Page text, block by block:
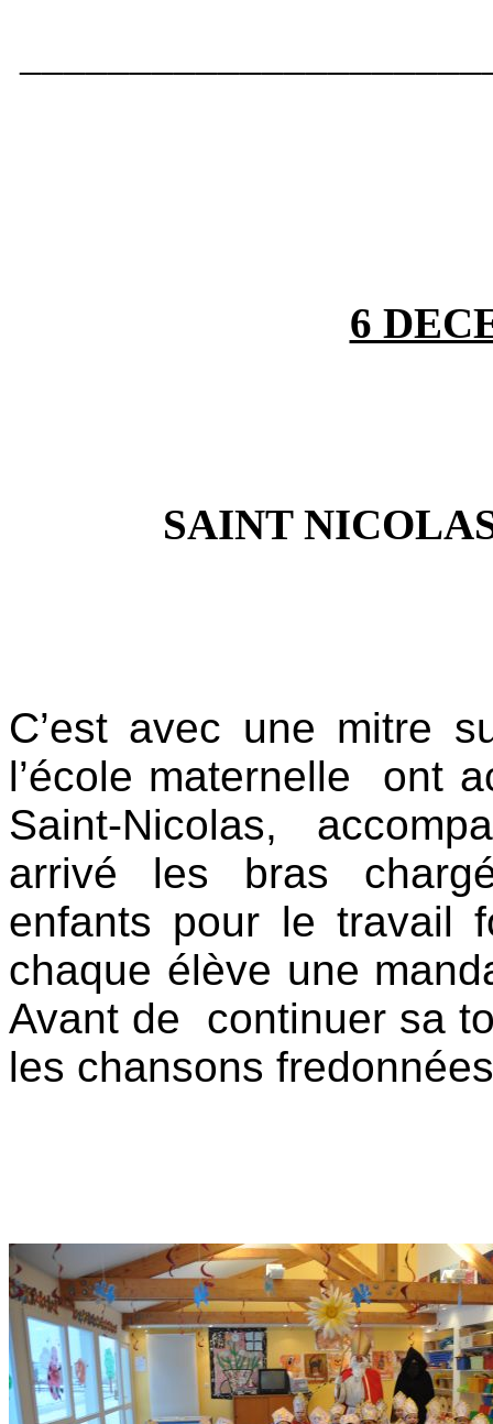
6
SAINT
C’est avec une mitre
l’école maternelle ont
Saint-Nicolas,
arrivé les bras
enfants pour le travail
chaque élève une
Avant de continuer sa
les chansons